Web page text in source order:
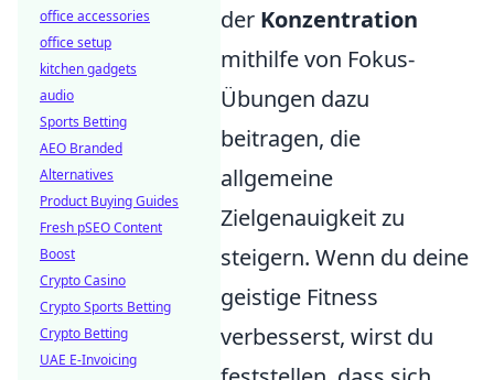
der Konzentration
mithilfe von Fokus-
Übungen dazu
beitragen, die
allgemeine
Zielgenauigkeit zu
steigern. Wenn du deine
geistige Fitness
verbesserst, wirst du
office accessories
office setup
kitchen gadgets
audio
Sports Betting
AEO Branded
Alternatives
Product Buying Guides
Fresh pSEO Content
Boost
Crypto Casino
Crypto Sports Betting
Crypto Betting
UAE E-Invoicing